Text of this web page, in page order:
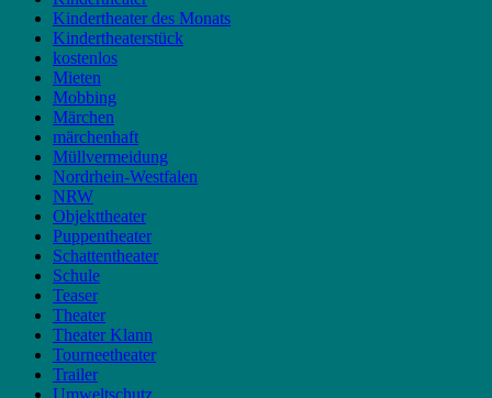
Kindertheater des Monats
Kindertheaterstück
kostenlos
Mieten
Mobbing
Märchen
märchenhaft
Müllvermeidung
Nordrhein-Westfalen
NRW
Objekttheater
Puppentheater
Schattentheater
Schule
Teaser
Theater
Theater Klann
Tourneetheater
Trailer